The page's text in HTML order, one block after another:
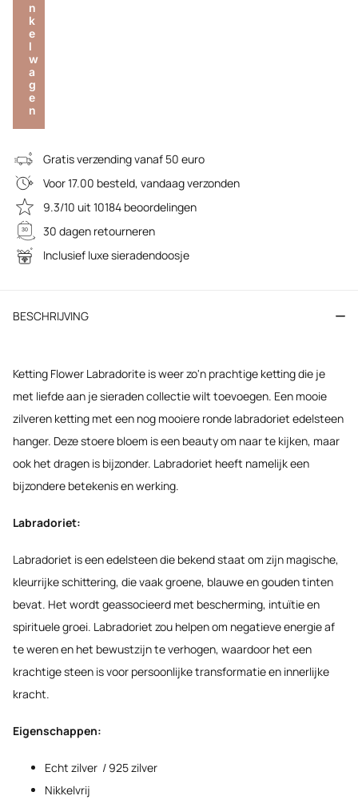
n
k
e
l
w
a
g
e
n
Gratis verzending vanaf 50 euro
Voor 17.00 besteld, vandaag verzonden
9.3/10 uit 10184 beoordelingen
30 dagen retourneren
Inclusief luxe sieradendoosje
BESCHRIJVING
Ketting Flower Labradorite is weer zo'n prachtige ketting die je
met liefde aan je sieraden collectie wilt toevoegen. Een mooie
zilveren ketting met een nog mooiere ronde labradoriet edelsteen
hanger. Deze stoere bloem is een beauty om naar te kijken, maar
ook het dragen is bijzonder. Labradoriet heeft namelijk een
bijzondere betekenis en werking.
Labradoriet:
Labradoriet is een edelsteen die bekend staat om zijn magische,
kleurrijke schittering, die vaak groene, blauwe en gouden tinten
bevat. Het wordt geassocieerd met bescherming, intuïtie en
spirituele groei. Labradoriet zou helpen om negatieve energie af
te weren en het bewustzijn te verhogen, waardoor het een
krachtige steen is voor persoonlijke transformatie en innerlijke
kracht.
Eigenschappen:
Echt zilver / 925 zilver
Nikkelvrij